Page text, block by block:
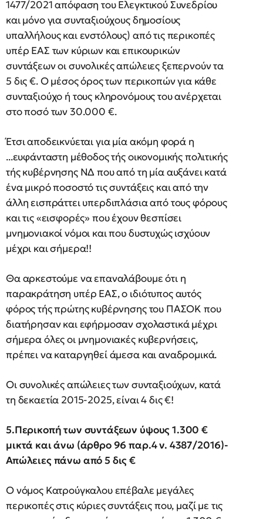
1477/2021 απόφαση του Ελεγκτικού Συνεδρίου
και μόνο για συνταξιούχους δημοσίους
υπαλλήλους και ενστόλους) από τις περικοπές
υπέρ ΕΑΣ των κύριων και επικουρικών
συντάξεων οι συνολικές απώλειες ξεπερνούν τα
5 δις €. Ο μέσος όρος των περικοπών για κάθε
συνταξιούχο ή τους κληρονόμους του ανέρχεται
στο ποσό των 30.000 €.
Έτσι αποδεικνύεται για μία ακόμη φορά η
...ευφάνταστη μέθοδος τής οικονομικής πολιτικής
τής κυβέρνησης ΝΔ που από τη μία αυξάνει κατά
ένα μικρό ποσοστό τις συντάξεις και από την
άλλη εισπράττει υπερδιπλάσια από τους φόρους
και τις «εισφορές» που έχουν θεσπίσει
μνημονιακοί νόμοι και που δυστυχώς ισχύουν
μέχρι και σήμερα!!
Θα αρκεστούμε να επαναλάβουμε ότι η
παρακράτηση υπέρ ΕΑΣ, ο ιδιότυπος αυτός
φόρος τής πρώτης κυβέρνησης του ΠΑΣΟΚ που
διατήρησαν και εφήρμοσαν σχολαστικά μέχρι
σήμερα όλες οι μνημονιακές κυβερνήσεις,
πρέπει να καταργηθεί άμεσα και αναδρομικά.
Οι συνολικές απώλειες των συνταξιούχων, κατά
τη δεκαετία 2015-2025, είναι 4 δις €!
5.Περικοπή των συντάξεων ύψους 1.300 €
μικτά και άνω (άρθρο 96 παρ.4 ν. 4387/2016)-
Απώλειες πάνω από 5 δις €
Ο νόμος Κατρούγκαλου επέβαλε μεγάλες
περικοπές στις κύριες συντάξεις που, μαζί με τις